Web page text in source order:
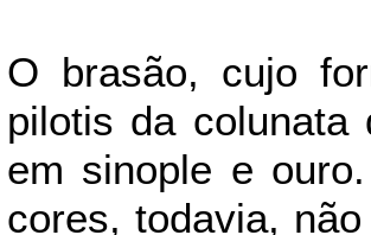
O brasão, cujo
pilotis da colunata
em sinople e
cores, todavia,